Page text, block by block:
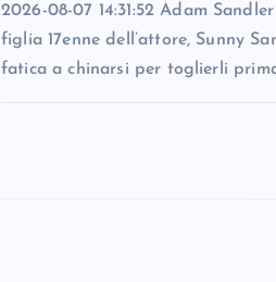
2026-08-07 14:31:52 Adam
figlia 17enne dell’attore, Sunny
fatica a chinarsi per toglierli